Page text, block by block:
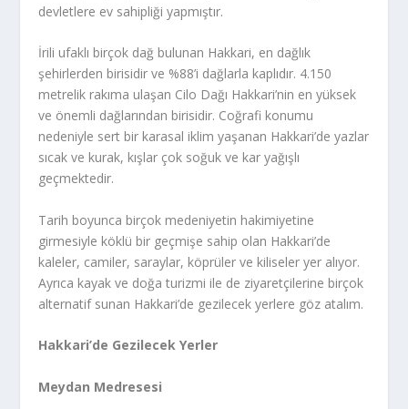
devletlere ev sahipliği yapmıştır.
İrili ufaklı birçok dağ bulunan Hakkari, en dağlık
şehirlerden birisidir ve %88’i dağlarla kaplıdır. 4.150
metrelik rakıma ulaşan Cilo Dağı Hakkari’nin en yüksek
ve önemli dağlarından birisidir. Coğrafi konumu
nedeniyle sert bir karasal iklim yaşanan Hakkari’de yazlar
sıcak ve kurak, kışlar çok soğuk ve kar yağışlı
geçmektedir.
Tarih boyunca birçok medeniyetin hakimiyetine
girmesiyle köklü bir geçmişe sahip olan Hakkari’de
kaleler, camiler, saraylar, köprüler ve kiliseler yer alıyor.
Ayrıca kayak ve doğa turizmi ile de ziyaretçilerine birçok
alternatif sunan Hakkari’de gezilecek yerlere göz atalım.
Hakkari’de Gezilecek Yerler
Meydan Medresesi